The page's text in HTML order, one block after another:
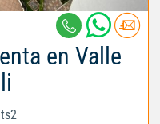
en Valle